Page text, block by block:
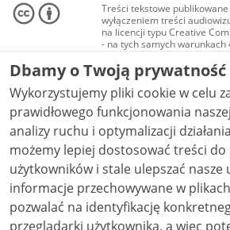
Treści tekstowe
wyłączeniem treści
na licencji typu Creative
- na tych samych warunkach
Materiały audiowizualne, w
audio i wideo, są
Creative Commons: uznanie
niekomercyjne - bez utworów
NC-ND 4.0), o ile nie jest to
Dbamy o Twoją prywatność
Wykorzystujemy pliki cookie w celu
prawidłowego funkcjonowania
analizy ruchu i optymalizacji działania strony.
możemy lepiej dostosować treści
użytkowników i stale ulepszać nasze usługi.
informacje przechowywane w
pozwalać na identyfikację
przeglądarki użytkownika, a więc